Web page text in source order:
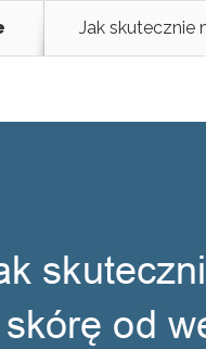
Jak skutecznie